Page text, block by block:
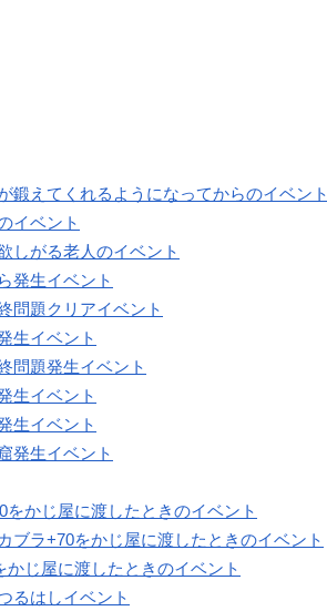
鍛えてくれるようになってからのイベント
イベント
しがる老人のイベント
発生イベント
問題クリアイベント
生イベント
問題発生イベント
生イベント
生イベント
発生イベント
をかじ屋に渡したときのイベント
ブラ+70をかじ屋に渡したときのイベント
かじ屋に渡したときのイベント
るはしイベント